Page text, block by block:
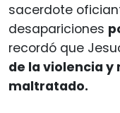
sacerdote
desapariciones
recordó que
de la violencia
maltratado.